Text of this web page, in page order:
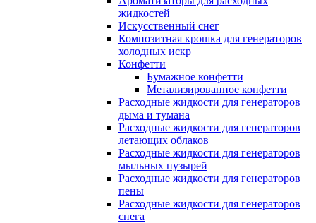
жидкостей
Искусственный снег
Композитная крошка для генераторов
холодных искр
Конфетти
Бумажное конфетти
Метализированное конфетти
Расходные жидкости для генераторов
дыма и тумана
Расходные жидкости для генераторов
летающих облаков
Расходные жидкости для генераторов
мыльных пузырей
Расходные жидкости для генераторов
пены
Расходные жидкости для генераторов
снега